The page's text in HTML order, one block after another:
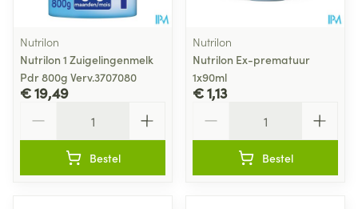
Nutrilon
Nutrilon 1 Zuigelingenmelk
Pdr 800g Verv.3707080
€ 19,49
Bestel
Nutrilon
Nutrilon Ex-prematuur
1x90ml
€ 1,13
Bestel